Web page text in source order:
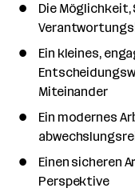
Die
Ein kleines,
Miteinander
Ein modernes
Einen sicheren
Perspektive